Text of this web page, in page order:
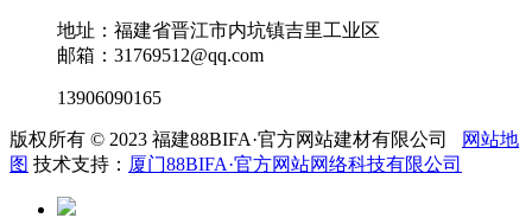
地址：福建省晋江市内坑镇吉里工业区
邮箱：31769512@qq.com
13906090165
版权所有 © 2023 福建88BIFA·官方网站建材有限公司
网站地
图 技术支持： 厦门88BIFA·官方网站网络科技有限公司